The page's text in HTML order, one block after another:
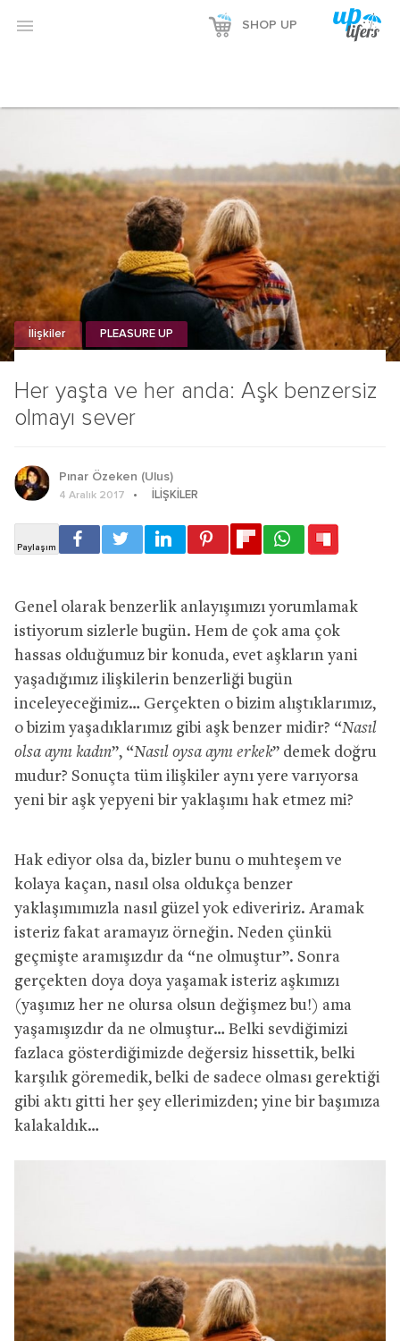
 SHOP UP
Her yaşta ve her anda: Aşk benzersiz
olmayı sever
İlişkiler PLEASURE UP
Pınar Özeken (Ulus)
4 Aralık 2017 İLIŞKILER
Genel olarak benzerlik anlayışımızı yorumlamak
istiyorum sizlerle bugün. Hem de çok ama çok
hassas olduğumuz bir konuda, evet aşkların yani
yaşadığımız ilişkilerin benzerliği bugün
inceleyeceğimiz… Gerçekten o bizim alıştıklarımız,
o bizim yaşadıklarımız gibi aşk benzer midir? “Nasıl
olsa aynı kadın”, “Nasıl oysa aynı erkek” demek doğru
mudur? Sonuçta tüm ilişkiler aynı yere varıyorsa
yeni bir aşk yepyeni bir yaklaşımı hak etmez mi?
Hak ediyor olsa da, bizler bunu o muhteşem ve
kolaya kaçan, nasıl olsa oldukça benzer
yaklaşımımızla nasıl güzel yok ediveririz. Aramak
isteriz fakat aramayız örneğin. Neden çünkü
geçmişte aramışızdır da “ne olmuştur”. Sonra
gerçekten doya doya yaşamak isteriz aşkımızı
(yaşımız her ne olursa olsun değişmez bu!) ama
yaşamışızdır da ne olmuştur… Belki sevdiğimizi
fazlaca gösterdiğimizde değersiz hissettik, belki
karşılık göremedik, belki de sadece olması gerektiği
gibi aktı gitti her şey ellerimizden; yine bir başımıza
kalakaldık…